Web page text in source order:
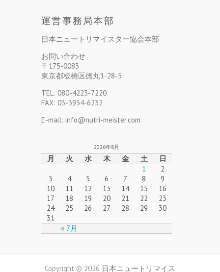
運営事務局本部
日本ニュートリマイスター協会本部
お問い合わせ
〒175-0083
東京都板橋区徳丸1-28-5
TEL: 080-4223-7220
FAX: 03-3934-6232
E-mail: info@nutri-meister.com
2026年8月
月 火 水 木 金 土 日
« 7月
1
2
3
4 5 6 7 8
9
10
11 12 13 14 15
16
17
18 19 20 21 22
23
24
25 26 27 28 29
30
31
Copyright © 2026 日本ニュートリマイス